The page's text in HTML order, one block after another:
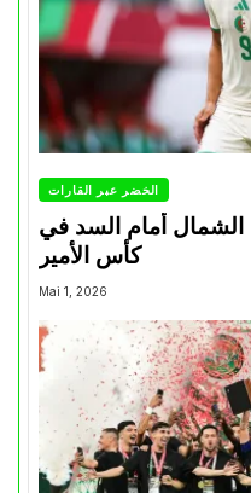
الخضر عبر القارات
أمام السد في
كأس الأمير
Mai 1, 2026